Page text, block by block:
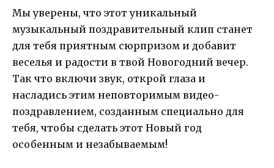
Мы уверены, что этот уникальный
музыкальный поздравительный клип станет
для тебя приятным сюрпризом и добавит
веселья и радости в твой Новогодний вечер.
Так что включи звук, открой глаза и
насладись этим неповторимым видео-
поздравлением, созданным специально для
тебя, чтобы сделать этот Новый год
особенным и незабываемым!